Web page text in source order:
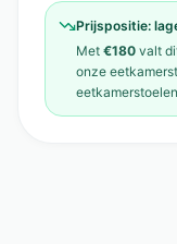
Prijspositie:
Met €180 valt
onze
eetkamerstoelen